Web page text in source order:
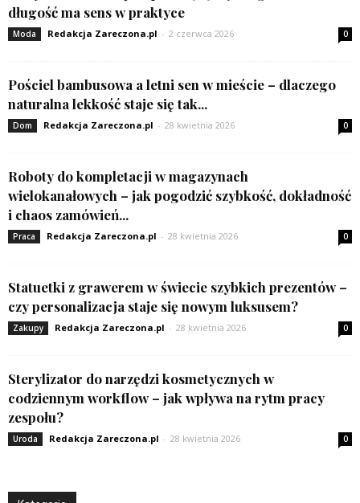
długość ma sens w praktyce
Moda Redakcja Zareczona.pl - 2 czerwca 2026 0
Pościel bambusowa a letni sen w mieście – dlaczego
naturalna lekkość staje się tak...
Dom Redakcja Zareczona.pl - 28 kwietnia 2026 0
Roboty do kompletacji w magazynach
wielokanałowych – jak pogodzić szybkość, dokładność
i chaos zamówień...
Praca Redakcja Zareczona.pl - 28 kwietnia 2026 0
Statuetki z grawerem w świecie szybkich prezentów –
czy personalizacja staje się nowym luksusem?
Zakupy Redakcja Zareczona.pl - 28 kwietnia 2026 0
Sterylizator do narzędzi kosmetycznych w
codziennym workflow – jak wpływa na rytm pracy
zespołu?
Uroda Redakcja Zareczona.pl - 28 kwietnia 2026 0